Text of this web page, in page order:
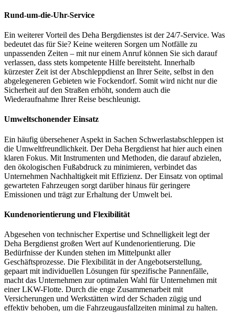
Rund-um-die-Uhr-Service
Ein weiterer Vorteil des Deha Bergdienstes ist der 24/7-Service. Was
bedeutet das für Sie? Keine weiteren Sorgen um Notfälle zu
unpassenden Zeiten – mit nur einem Anruf können Sie sich darauf
verlassen, dass stets kompetente Hilfe bereitsteht. Innerhalb
kürzester Zeit ist der Abschleppdienst an Ihrer Seite, selbst in den
abgelegeneren Gebieten wie Fockendorf. Somit wird nicht nur die
Sicherheit auf den Straßen erhöht, sondern auch die
Wiederaufnahme Ihrer Reise beschleunigt.
Umweltschonender Einsatz
Ein häufig übersehener Aspekt in Sachen Schwerlastabschleppen ist
die Umweltfreundlichkeit. Der Deha Bergdienst hat hier auch einen
klaren Fokus. Mit Instrumenten und Methoden, die darauf abzielen,
den ökologischen Fußabdruck zu minimieren, verbindet das
Unternehmen Nachhaltigkeit mit Effizienz. Der Einsatz von optimal
gewarteten Fahrzeugen sorgt darüber hinaus für geringere
Emissionen und trägt zur Erhaltung der Umwelt bei.
Kundenorientierung und Flexibilität
Abgesehen von technischer Expertise und Schnelligkeit legt der
Deha Bergdienst großen Wert auf Kundenorientierung. Die
Bedürfnisse der Kunden stehen im Mittelpunkt aller
Geschäftsprozesse. Die Flexibilität in der Angebotserstellung,
gepaart mit individuellen Lösungen für spezifische Pannenfälle,
macht das Unternehmen zur optimalen Wahl für Unternehmen mit
einer LKW-Flotte. Durch die enge Zusammenarbeit mit
Versicherungen und Werkstätten wird der Schaden zügig und
effektiv behoben, um die Fahrzeugausfallzeiten minimal zu halten.